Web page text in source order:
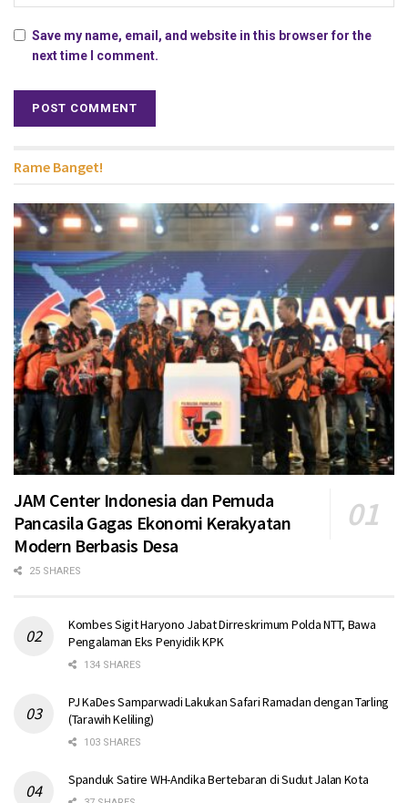
Save my name, email, and website in this browser for the
next time I comment.
Rame Banget!
JAM Center Indonesia dan Pemuda
Pancasila Gagas Ekonomi Kerakyatan
Modern Berbasis Desa
25 SHARES
Kombes Sigit Haryono Jabat Dirreskrimum Polda NTT, Bawa
Pengalaman Eks Penyidik KPK
134 SHARES
PJ KaDes Samparwadi Lakukan Safari Ramadan dengan Tarling
(Tarawih Keliling)
103 SHARES
Spanduk Satire WH-Andika Bertebaran di Sudut Jalan Kota